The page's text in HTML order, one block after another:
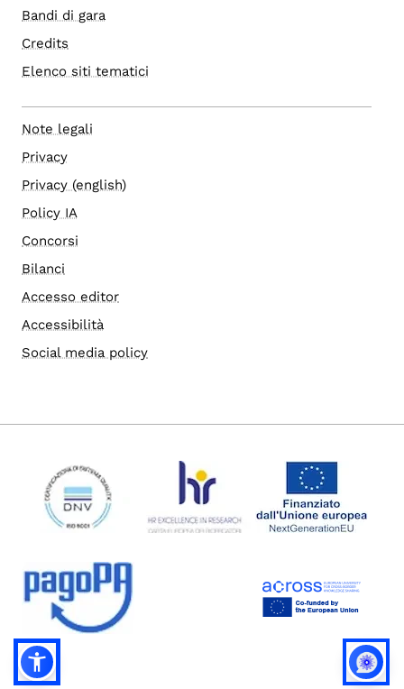
Bandi di gara
Credits
Elenco siti tematici
Note legali
Privacy
Privacy (english)
Policy IA
Concorsi
Bilanci
Accesso editor
Accessibilità
Social media policy